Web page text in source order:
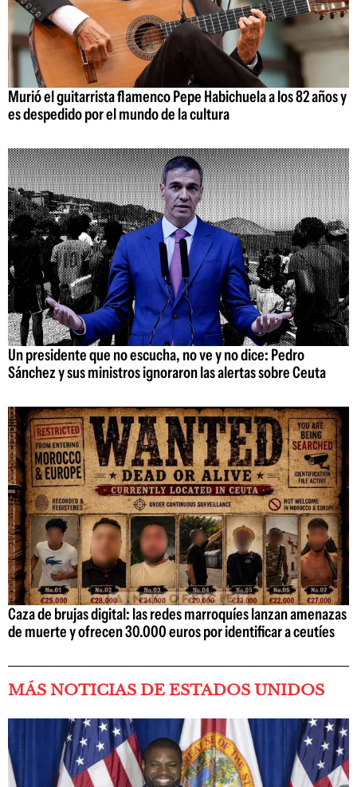
Murió el guitarrista flamenco Pepe Habichuela a los 82 años y
es despedido por el mundo de la cultura
Un presidente que no escucha, no ve y no dice: Pedro
Sánchez y sus ministros ignoraron las alertas sobre Ceuta
Caza de brujas digital: las redes marroquíes lanzan amenazas
de muerte y ofrecen 30.000 euros por identificar a ceutíes
MÁS NOTICIAS DE ESTADOS UNIDOS